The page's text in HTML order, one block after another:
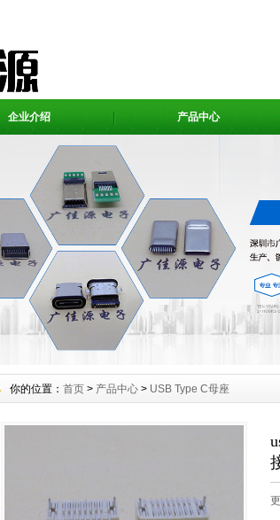
企业介绍 产品中心
你的位置： 首页 > 产品中心 > USB Type C母座